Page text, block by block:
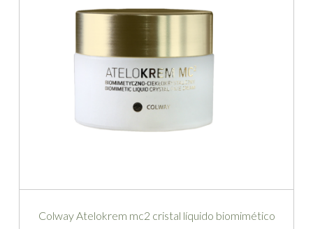
Colway Atelokrem mc2 cristal líquido biomimético